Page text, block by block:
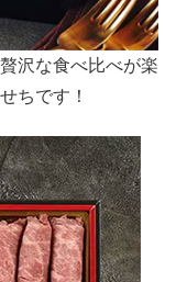
沢な食べ比べが楽
ちです！